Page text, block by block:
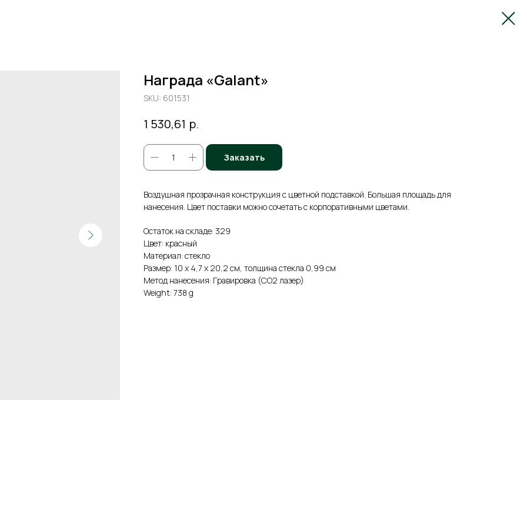
Награда «Galant»
SKU: 601531
1 530,61 р.
Заказать
Воздушная прозрачная конструкция с цветной подставкой. Большая площадь для
нанесения. Цвет поставки можно сочетать с корпоративными цветами.
Остаток на складе: 329
Цвет: красный
Материал: стекло
Размер: 10 х 4,7 х 20,2 см, толщина стекла 0,99 см
Метод нанесения: Гравировка (CO2 лазер)
Weight: 738 g